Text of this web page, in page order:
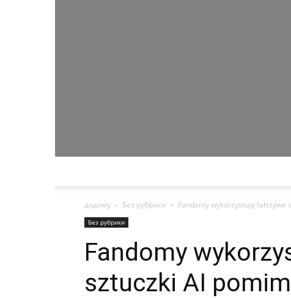
додому Без рубрики Fandomy wykorzystują
Без рубрики
Fandomy
sztuczki AI